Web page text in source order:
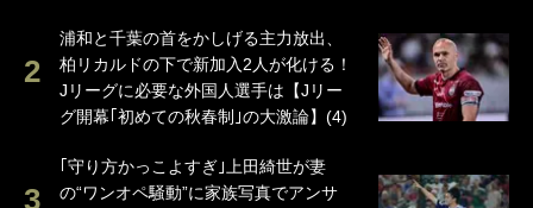
浦和と千葉の首をかしげる主力放出、
柏リカルドの下で新加入2人が化ける！
Jリーグに必要な外国人選手は【Jリー
グ開幕｢初めての秋春制｣の大激論】(4)
｢守り方かっこよすぎ｣上田綺世が妻
の“ワンオペ騒動”に家族写真でアンサ